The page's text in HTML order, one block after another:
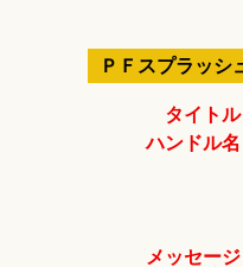
ＰＦスプラッシ
タイトル
ハンドル名
メッセージ